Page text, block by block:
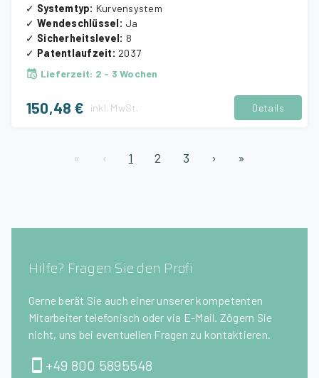
✓ Systemtyp: Kurvensystem
✓ Wendeschlüssel: Ja
✓ Sicherheitslevel: 8
✓ Patentlaufzeit: 2037
Lieferzeit: 2 - 3 Wochen
150,48 € inkl. MwSt. Details
« ‹ 1 2 3 › »
Hilfe? Fragen Sie den Profi
Gerne berät Sie auch einer unserer kompetenten
Mitarbeiter telefonisch oder via E-Mail. Zögern Sie
nicht, uns bei eventuellen Fragen zu kontaktieren.
+49 800 5895548